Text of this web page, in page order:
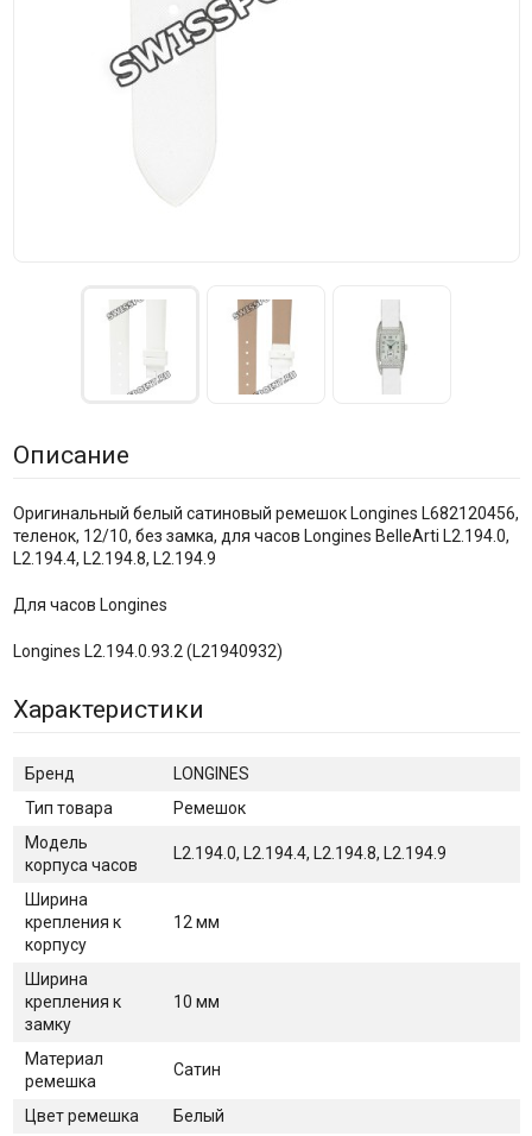
Описание
Оригинальный белый сатиновый ремешок Longines L682120456,
теленок, 12/10, без замка, для часов Longines BelleArti L2.194.0,
L2.194.4, L2.194.8, L2.194.9
Для часов Longines
Longines L2.194.0.93.2 (L21940932)
Характеристики
Бренд
LONGINES
Тип товара
Ремешок
Модель
корпуса часов
L2.194.0, L2.194.4, L2.194.8, L2.194.9
Ширина
крепления к
корпусу
12 мм
Ширина
крепления к
замку
10 мм
Материал
ремешка
Сатин
Цвет ремешка Белый